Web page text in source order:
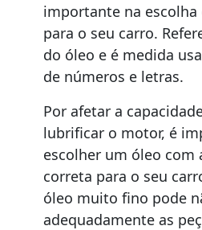
importante na escolha
para o seu carro.
do óleo e é medida
de números e letras.
Por afetar a
lubrificar o motor, é
escolher um óleo com
correta para o seu
óleo muito fino pode
adequadamente as